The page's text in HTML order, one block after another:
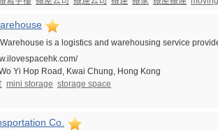
is a logistics and warehousing service
Yi Hop Road, Kwai Chung, Hong Kong
mini storage storage space
Co.